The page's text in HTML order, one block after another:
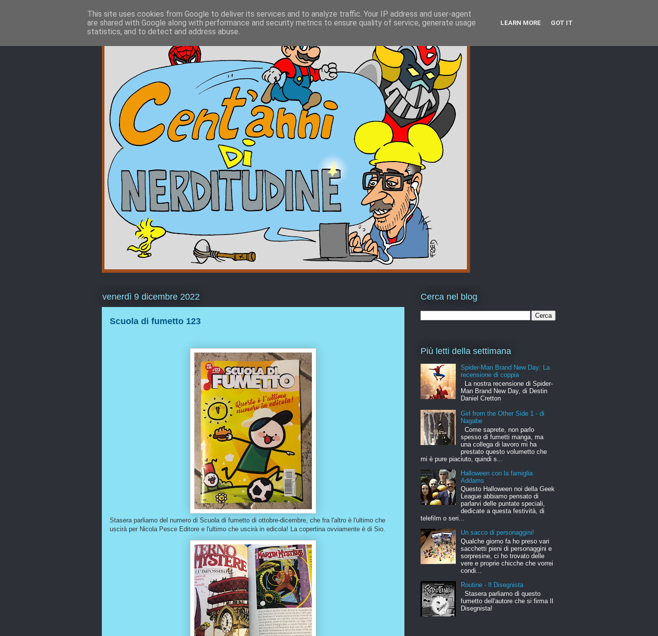
venerdì 9 dicembre 2022
Scuola di fumetto 123
Stasera parliamo del numero di Scuola di fumetto di ottobre-dicembre, che fra l'altro è l'ultimo che
uscirà per Nicola Pesce Editore e l'ultimo che uscirà in edicola! La copertina ovviamente è di Sio.
Cerca nel blog
Più letti della settimana
Spider-Man Brand New Day: La
recensione di coppia
La nostra recensione di Spider-
Man Brand New Day, di Destin
Daniel Cretton
Girl from the Other Side 1 - di
Nagabe
Come saprete, non parlo
spesso di fumetti manga, ma
una collega di lavoro mi ha
prestato questo volumetto che
mi è pure piaciuto, quindi s...
Halloween con la famiglia
Addams
Questo Halloween noi della Geek
League abbiamo pensato di
parlarvi delle puntate speciali,
dedicate a questa festività, di
telefilm o seri...
Un sacco di personaggini!
Qualche giorno fa ho preso vari
sacchetti pieni di personaggini e
sorpresine, ci ho trovato delle
vere e proprie chicche che vorrei
condi...
Routine - Il Disegnista
Stasera parliamo di questo
fumetto dell'autore che si firma Il
Disegnista!
This site uses cookies from Google to deliver its services and to analyze traffic. Your IP address and user-agent
are shared with Google along with performance and security metrics to ensure quality of service, generate usage
statistics, and to detect and address abuse.
LEARN MORE GOT IT